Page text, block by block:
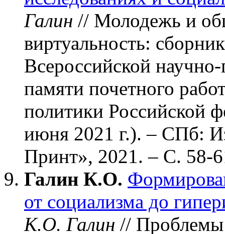
Галин // Молодежь и
виртуальность:
Всероссийской
памяти почетного
политики Российской
июня 2021 г.). – СПб:
Принт», 2021. – С. 58-
Галин К.О.
от социализма до
К.О. Галин // Проблемы